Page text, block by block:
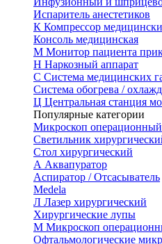
Испаритель анестетиков
К Компрессор
Консоль медицинская
М Монитор пациента
Н Наркозный аппарат
С Система медицинских
Система обогрева /
Ц Центральная станция
Популярные категории
Микроскоп операционный
Светильник
Стол хирургический
А Аквапуратор
Аспиратор / Отсасыватель
Medela
Л Лазер хирургический
Хирургические лупы
М Микроскоп
Офтальмологические